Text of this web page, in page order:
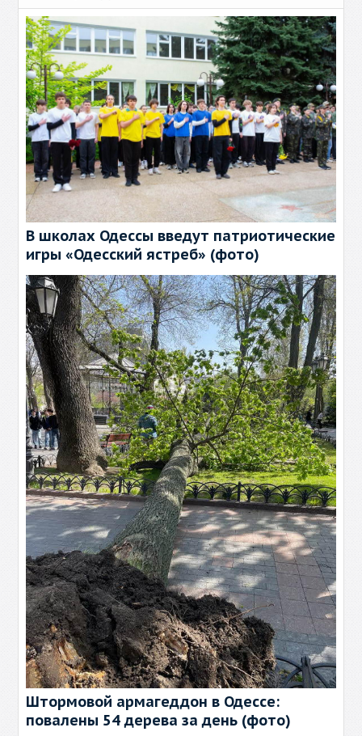
В школах Одессы введут патриотические
игры «Одесский ястреб» (фото)
Штормовой армагеддон в Одессе:
повалены 54 дерева за день (фото)